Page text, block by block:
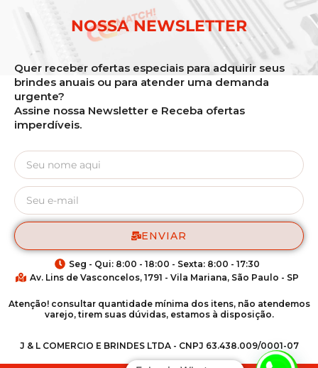
NOSSA NEWSLETTER
Quer receber ofertas especiais para adquirir seus
brindes anuais ou para atender uma demanda
urgente?
Assine nossa Newsletter e Receba ofertas
imperdíveis.
ENVIAR
Seg - Qui: 8:00 - 18:00 - Sexta: 8:00 - 17:30
Av. Lins de Vasconcelos, 1791 - Vila Mariana, São Paulo - SP
Atenção! consultar quantidade mínima dos itens, não atendemos
varejo, tirem suas dúvidas, estamos à disposição.
J & L COMERCIO E BRINDES LTDA - CNPJ 63.438.009/0001-07